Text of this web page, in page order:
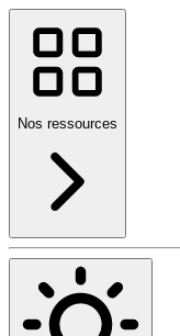
Nos ressources